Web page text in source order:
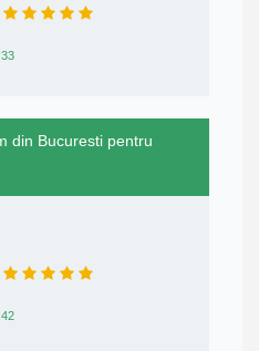
din Bucuresti pentru